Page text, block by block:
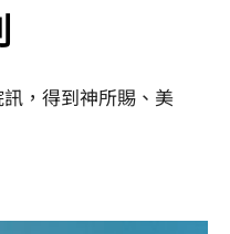
，得到神所賜、美